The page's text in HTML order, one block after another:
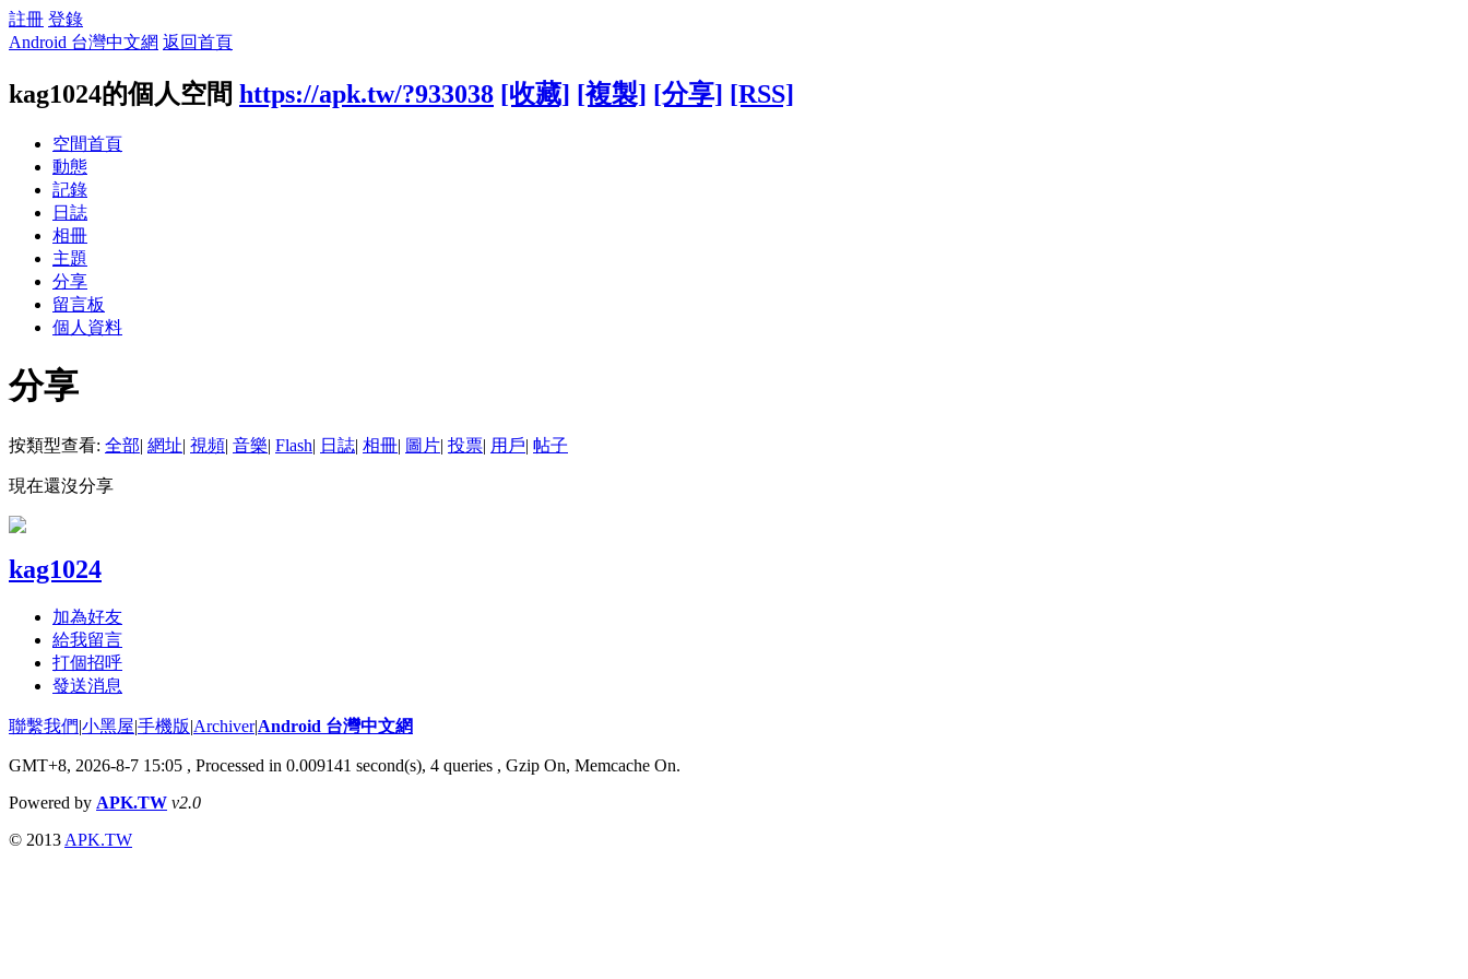
註冊 登錄
Android 台灣中文網 返回首頁
kag1024的個人空間 https://apk.tw/?933038 [收藏] [複製] [分享] [RSS]
空間首頁
動態
記錄
日誌
相冊
主題
分享
留言板
個人資料
分享
按類型查看: 全部| 網址| 視頻| 音樂| Flash| 日誌| 相冊| 圖片| 投票| 用戶| 帖子
現在還沒分享
kag1024
加為好友
給我留言
打個招呼
發送消息
聯繫我們|小黑屋|手機版|Archiver|Android 台灣中文網
GMT+8, 2026-8-7 15:05 , Processed in 0.009141 second(s), 4 queries , Gzip On, Memcache On.
Powered by APK.TW v2.0
© 2013 APK.TW